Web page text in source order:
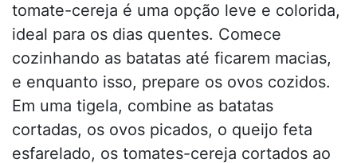
tomate-cereja é uma opção leve e colorida,
ideal para os dias quentes. Comece
cozinhando as batatas até ficarem macias,
e enquanto isso, prepare os ovos cozidos.
Em uma tigela, combine as batatas
cortadas, os ovos picados, o queijo feta
esfarelado, os tomates-cereja cortados ao